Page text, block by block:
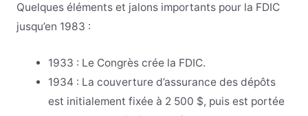
Quelques éléments et jalons importants pour la FDIC
jusqu’en 1983 :
1933 : Le Congrès crée la FDIC.
1934 : La couverture d’assurance des dépôts
est initialement fixée à 2 500 $, puis est portée